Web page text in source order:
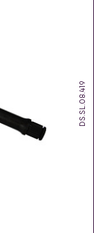
DS.SL.08.419